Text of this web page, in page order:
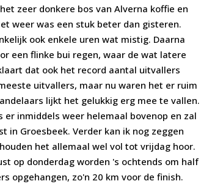
zeer donkere bos van Alverna koffie en
weer was een stuk beter dan gisteren.
ook enkele uren wat mistig. Daarna
een flinke bui regen, waar de wat latere
dat ook het record aantal uitvallers
uitvallers, maar nu waren het er ruim
lijkt het gelukkig erg mee te vallen.
inmiddels weer helemaal bovenop en zal
in Groesbeek. Verder kan ik nog zeggen
het allemaal wel vol tot vrijdag hoor.
op donderdag worden 's ochtends om half
opgehangen, zo'n 20 km voor de finish.